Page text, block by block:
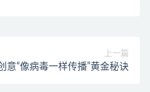
上一篇
意“像病毒一样传播”黄金秘诀